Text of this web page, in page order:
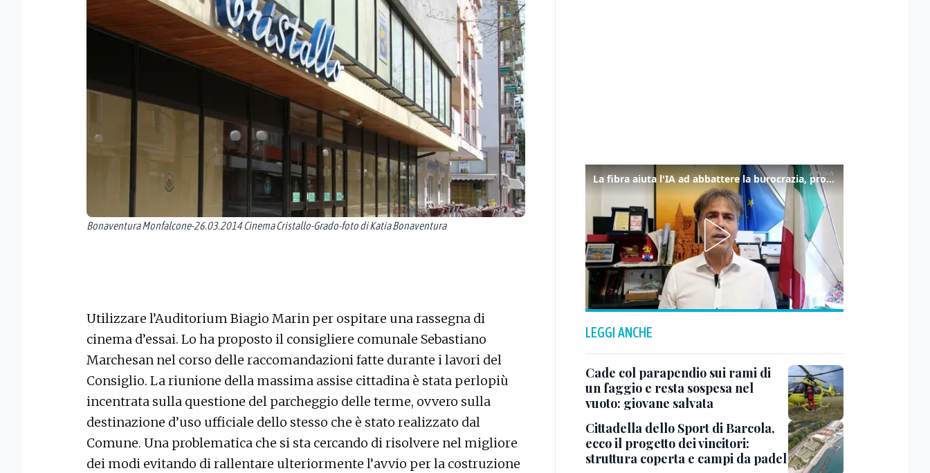
Bonaventura Monfalcone-26.03.2014 Cinema Cristallo-Grado-foto di Katia Bonaventura
Utilizzare l’Auditorium Biagio Marin per ospitare una rassegna di
cinema d’essai. Lo ha proposto il consigliere comunale Sebastiano
Marchesan nel corso delle raccomandazioni fatte durante i lavori del
Consiglio. La riunione della massima assise cittadina è stata perlopiù
incentrata sulla questione del parcheggio delle terme, ovvero sulla
destinazione d’uso ufficiale dello stesso che è stato realizzato dal
Comune. Una problematica che si sta cercando di risolvere nel migliore
dei modi evitando di rallentare ulteriormente l’avvio per la costruzione
La fibra aiuta l'IA ad abbattere la burocrazia, progetto pilota in Veneto
LEGGI ANCHE
Cade col parapendio sui rami di
un faggio e resta sospesa nel
vuoto: giovane salvata
Cittadella dello Sport di Barcola,
ecco il progetto dei vincitori:
struttura coperta e campi da padel